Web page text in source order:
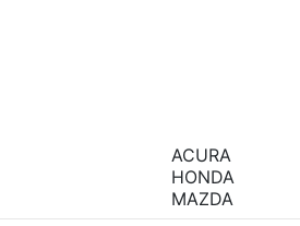
ACURA
HONDA
MAZDA